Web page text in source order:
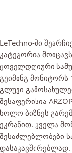
LeTechno-ში
კატეგორია
ყოველდღიური
გეიმინგ მონიტორს
გლუვი
შესაფერისია
ხოლო ბიზნეს
ეკრანით. ყველა
შესაძლებლობები